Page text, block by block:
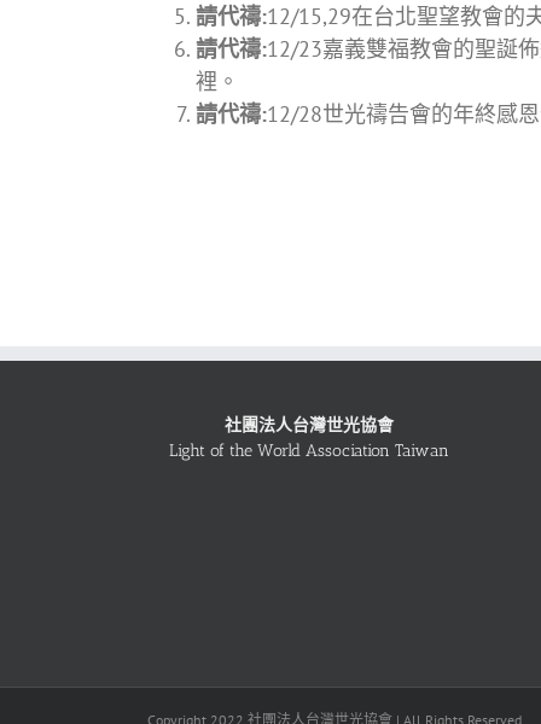
請代禱:12/15,29在台北聖望教會的
請代禱:12/23嘉義雙福教會的聖誕
裡。
請代禱:12/28世光禱告會的年終感
社團法人台灣世光協會
Light of the World Association Taiwan
Copyright 2022 社團法人台灣世光協會 | All Rights Reserved